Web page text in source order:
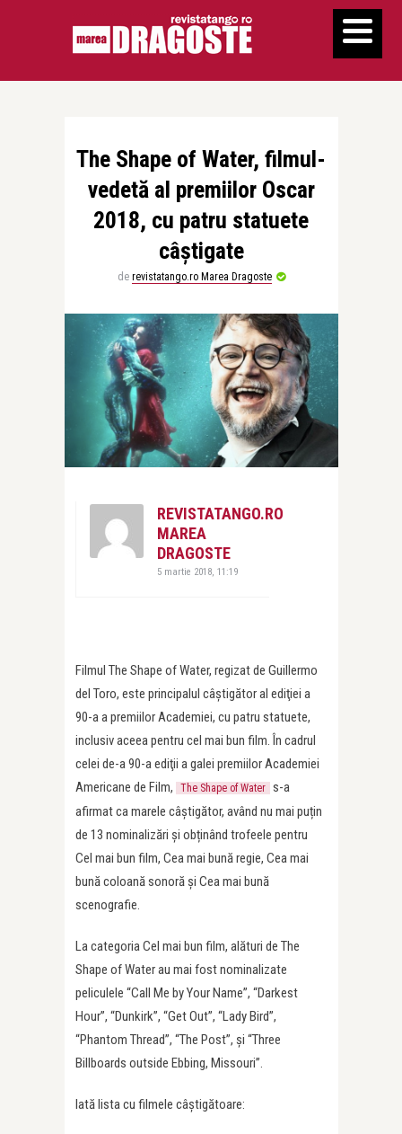
The Shape of Water, filmul-
vedetă al premiilor Oscar
2018, cu patru statuete
câștigate
de revistatango.ro Marea Dragoste
REVISTATANGO.RO
MAREA
DRAGOSTE
5 martie 2018, 11:19
Filmul The Shape of Water, regizat de Guillermo
del Toro, este principalul câştigător al ediţiei a
90-a a premiilor Academiei, cu patru statuete,
inclusiv aceea pentru cel mai bun film. În cadrul
celei de-a 90-a ediţii a galei premiilor Academiei
Americane de Film,
The Shape of Water s-a
afirmat ca marele câștigător, având nu mai puțin
de 13 nominalizări și obținând trofeele pentru
Cel mai bun film, Cea mai bună regie, Cea mai
bună coloană sonoră și Cea mai bună
scenografie.
La categoria Cel mai bun film, alături de The
Shape of Water au mai fost nominalizate
peliculele “Call Me by Your Name”, “Darkest
Hour”, “Dunkirk”, “Get Out”, “Lady Bird”,
“Phantom Thread”, “The Post”, şi “Three
Billboards outside Ebbing, Missouri”.
Iată lista cu filmele câștigătoare: